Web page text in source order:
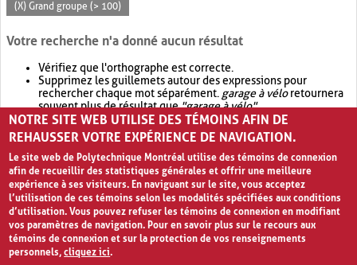
(X) Grand groupe (> 100)
Votre recherche n'a donné aucun résultat
Vérifiez que l'orthographe est correcte.
Supprimez les guillemets autour des expressions pour
rechercher chaque mot séparément. garage à véloretournera
souvent plus de résultat que"garage à vélo".
Envisagez d'élargir votre recherche avec OR.garage OR vélo
retournera souvent plus de résultat quegarage à vélo
NOTRE SITE WEB UTILISE DES TÉMOINS AFIN DE
REHAUSSER VOTRE EXPÉRIENCE DE NAVIGATION.
Le site web de Polytechnique Montréal utilise des témoins de connexion
afin de recueillir des statistiques générales et offrir une meilleure
expérience à ses visiteurs. En naviguant sur le site, vous acceptez
l’utilisation de ces témoins selon les modalités spécifiées aux conditions
d’utilisation. Vous pouvez refuser les témoins de connexion en modifiant
vos paramètres de navigation. Pour en savoir plus sur le recours aux
témoins de connexion et sur la protection de vos renseignements
personnels,cliquez ici.